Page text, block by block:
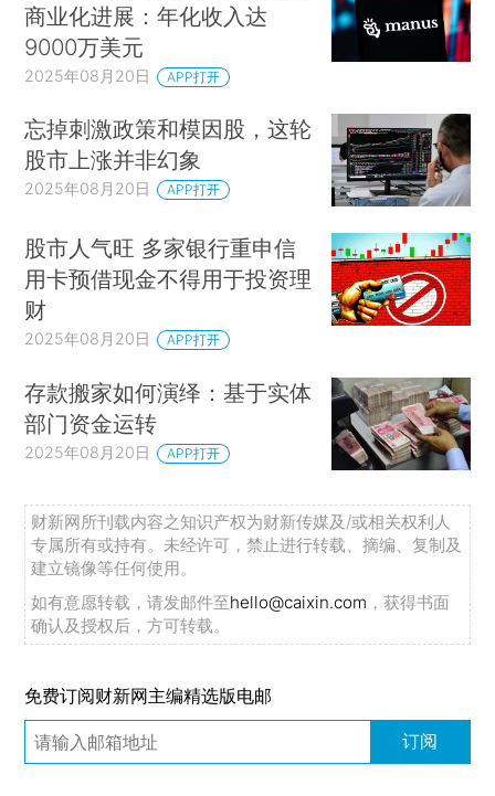
商业化进展：年化收入达
9000万美元
2025年08月20日 APP打开
忘掉刺激政策和模因股，这轮
股市上涨并非幻象
2025年08月20日 APP打开
股市人气旺 多家银行重申信
用卡预借现金不得用于投资理
财
2025年08月20日 APP打开
存款搬家如何演绎：基于实体
部门资金运转
2025年08月20日 APP打开
财新网所刊载内容之知识产权为财新传媒及/或相关权利人
专属所有或持有。未经许可，禁止进行转载、摘编、复制及
建立镜像等任何使用。
如有意愿转载，请发邮件至hello@caixin.com ，获得书面
确认及授权后，方可转载。
免费订阅财新网主编精选版电邮
订阅